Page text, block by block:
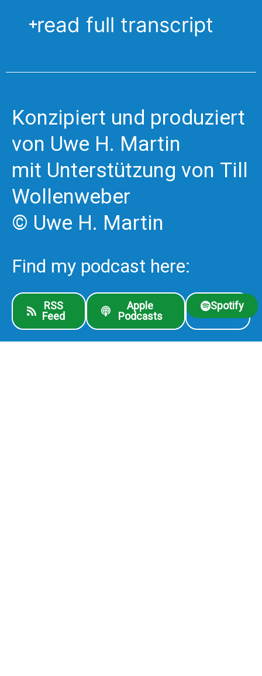
read full transcript
Konzipiert und produziert
von Uwe H. Martin
mit Unterstützung von Till
Wollenweber
© Uwe H. Martin
Find my podcast here:
RSS
Feed
Apple
Podcasts
Spotify